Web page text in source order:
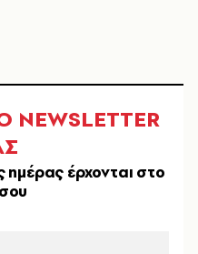
έρχονται στο